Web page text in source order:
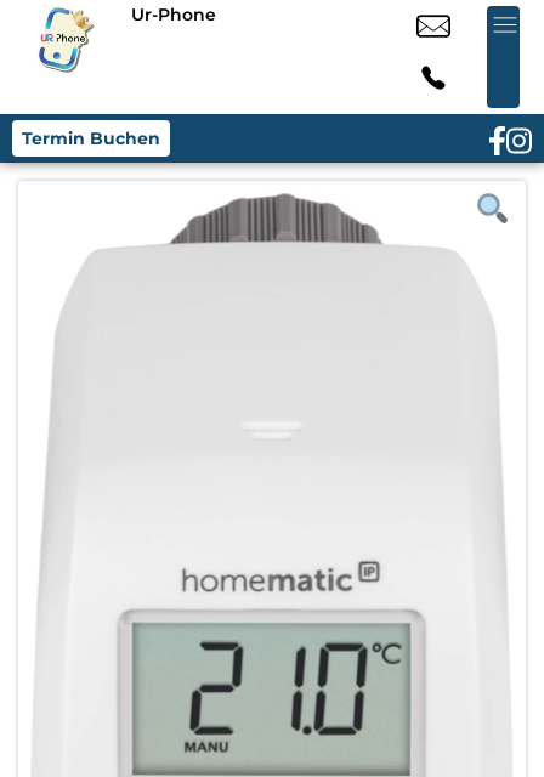
Ur-Phone
Termin Buchen